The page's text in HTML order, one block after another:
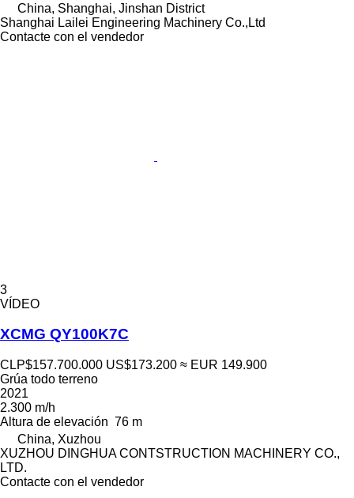
China, Shanghai, Jinshan District
Shanghai Lailei Engineering Machinery Co.,Ltd
Contacte con el vendedor
3
VÍDEO
XCMG QY100K7C
CLP$157.700.000 US$173.200 ≈ EUR 149.900
Grúa todo terreno
2021
2.300 m/h
Altura de elevación 76 m
China, Xuzhou
XUZHOU DINGHUA CONTSTRUCTION MACHINERY CO.,
LTD.
Contacte con el vendedor